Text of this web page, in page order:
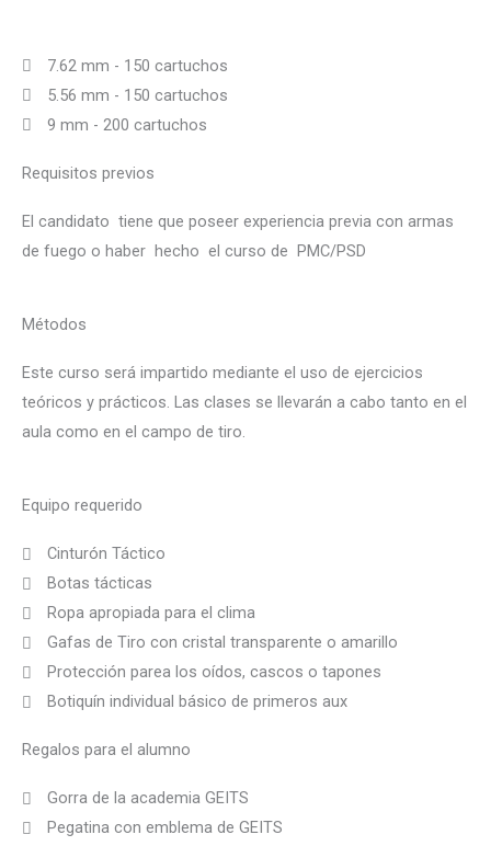
7.62 mm - 150 cartuchos
5.56 mm - 150 cartuchos
9 mm - 200 cartuchos
Requisitos previos
El candidato tiene que poseer experiencia previa con armas
de fuego o haber hecho el curso de PMC/PSD
Métodos
Este curso será impartido mediante el uso de ejercicios
teóricos y prácticos. Las clases se llevarán a cabo tanto en el
aula como en el campo de tiro.
Equipo requerido
Cinturón Táctico
Botas tácticas
Ropa apropiada para el clima
Gafas de Tiro con cristal transparente o amarillo
Protección parea los oídos, cascos o tapones
Botiquín individual básico de primeros aux
Regalos para el alumno
Gorra de la academia GEITS
Pegatina con emblema de GEITS